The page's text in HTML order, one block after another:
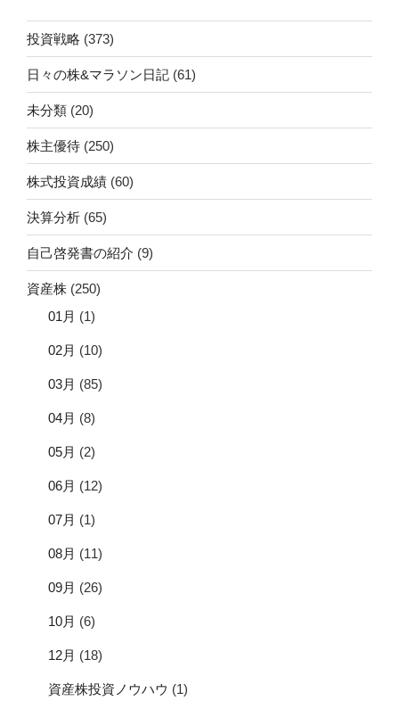
投資戦略 (373)
日々の株&マラソン日記 (61)
未分類 (20)
株主優待 (250)
株式投資成績 (60)
決算分析 (65)
自己啓発書の紹介 (9)
資産株 (250)
01月 (1)
02月 (10)
03月 (85)
04月 (8)
05月 (2)
06月 (12)
07月 (1)
08月 (11)
09月 (26)
10月 (6)
12月 (18)
資産株投資ノウハウ (1)